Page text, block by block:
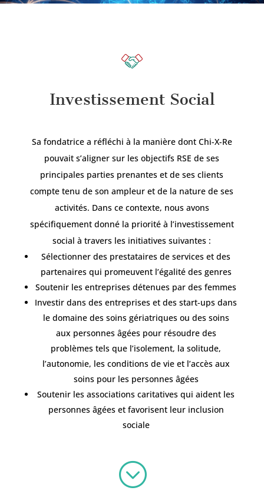
Investissement Social
Sa fondatrice a réfléchi à la manière dont Chi-X-Re
pouvait s’aligner sur les objectifs RSE de ses
principales parties prenantes et de ses clients
compte tenu de son ampleur et de la nature de ses
activités. Dans ce contexte, nous avons
spécifiquement donné la priorité à l’investissement
social à travers les initiatives suivantes :
Sélectionner des prestataires de services et des
partenaires qui promeuvent l’égalité des genres
Soutenir les entreprises détenues par des femmes
Investir dans des entreprises et des start-ups dans
le domaine des soins gériatriques ou des soins
aux personnes âgées pour résoudre des
problèmes tels que l’isolement, la solitude,
l’autonomie, les conditions de vie et l’accès aux
soins pour les personnes âgées
Soutenir les associations caritatives qui aident les
personnes âgées et favorisent leur inclusion
sociale
;